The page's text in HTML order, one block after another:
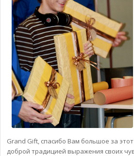
Grand Gift, спасибо Вам большое за
доброй традицией выражения своих